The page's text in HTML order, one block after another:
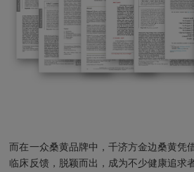
而在一众桑黄品牌中，千济方金边桑黄凭
临床反馈，脱颖而出，成为不少健康追求